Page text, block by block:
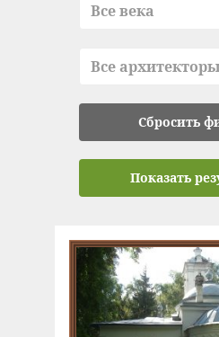
Все века
Все архитекторы
Сбросить
Показать